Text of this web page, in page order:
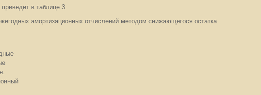
в таблице 3.
амортизационных отчислений методом снижающегося остатка.